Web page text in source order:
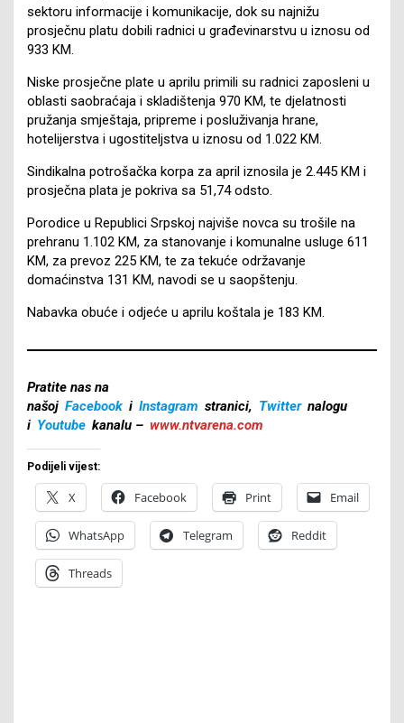
sektoru informacije i komunikacije, dok su najnižu
prosječnu platu dobili radnici u građevinarstvu u iznosu od
933 KM.
Niske prosječne plate u aprilu primili su radnici zaposleni u
oblasti saobraćaja i skladištenja 970 KM, te djelatnosti
pružanja smještaja, pripreme i posluživanja hrane,
hotelijerstva i ugostiteljstva u iznosu od 1.022 KM.
Sindikalna potrošačka korpa za april iznosila je 2.445 KM i
prosječna plata je pokriva sa 51,74 odsto.
Porodice u Republici Srpskoj najviše novca su trošile na
prehranu 1.102 KM, za stanovanje i komunalne usluge 611
KM, za prevoz 225 KM, te za tekuće održavanje
domaćinstva 131 KM, navodi se u saopštenju.
Nabavka obuće i odjeće u aprilu koštala je 183 KM.
Pratite nas na
našoj Facebook i Instagram stranici, Twitter nalogu
i Youtube kanalu – www.ntvarena.com
Podijeli vijest:
X Facebook Print Email
WhatsApp Telegram Reddit
Threads